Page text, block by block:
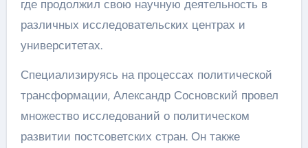
где продолжил свою научную деятельность в
различных исследовательских центрах и
университетах.
Специализируясь на процессах политической
трансформации, Александр Сосновский провел
множество исследований о политическом
развитии постсоветских стран. Он также